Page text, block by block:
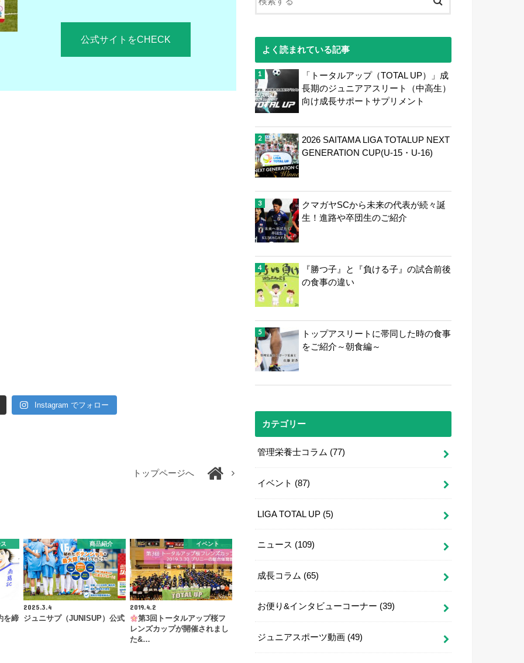
公式サイトをCHECK
Instagram でフォロー
トップページへ
を締
商品紹介
2025.3.4
ジュニサプ（JUNISUP）公式
イベント
2019.4.2
第3回トータルアップ桜フ
レンズカップが開催されまし
た&…
よく読まれている記事
「トータルアップ（TOTAL UP）」成
長期のジュニアアスリート（中高生）
向け成長サポートサプリメント
2026 SAITAMA LIGA TOTALUP NEXT
GENERATION CUP(U-15・U-16)
クマガヤSCから未来の代表が続々誕
生！進路や卒団生のご紹介
『勝つ子』と『負ける子』の試合前後
の食事の違い
トップアスリートに帯同した時の食事
をご紹介～朝食編～
カテゴリー
管理栄養士コラム (77)
イベント (87)
LIGA TOTAL UP (5)
ニュース (109)
成長コラム (65)
お便り&インタビューコーナー (39)
ジュニアスポーツ動画 (49)